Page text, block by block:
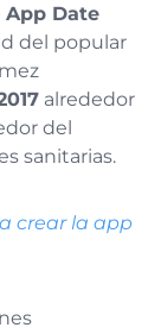
App Date
del popular
alrededor
del
sanitarias.
crear la app